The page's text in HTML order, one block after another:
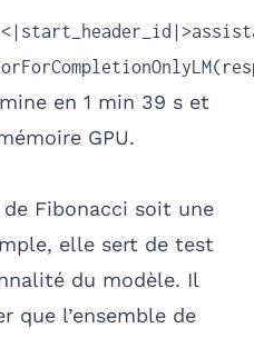
en 1 min 39 s et
GPU.
Fibonacci soit une
elle sert de test
du modèle. Il
que l’ensemble de